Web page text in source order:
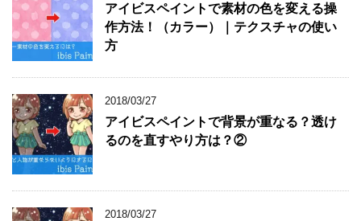
アイビスペイントで素材の色を変える操
作方法！（カラー）｜テクスチャの使い
方
2018/03/27
アイビスペイントで背景が重なる？透け
るのを直すやり方は？②
2018/03/27